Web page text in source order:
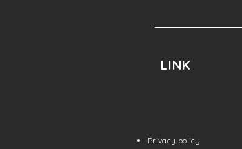
LINK
Privacy policy